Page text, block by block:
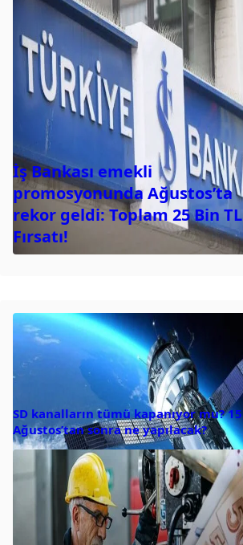
İş Bankası emekli
promosyonunda Ağustos’ta
rekor geldi: Toplam 25 Bin TL
Fırsatı!
SD kanalların tümü kapanıyor mu? 15
Ağustos’tan sonra ne yapılacak?